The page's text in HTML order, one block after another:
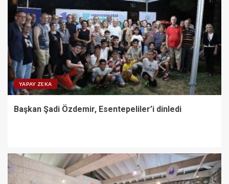
YAPAY ZEKA
Başkan Şadi Özdemir, Esentepeliler’i dinledi